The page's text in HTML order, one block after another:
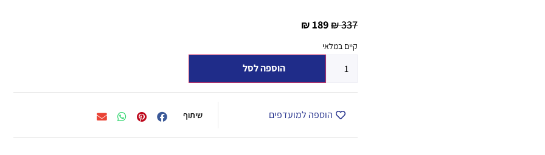
₪337
₪189
קיים במלאי
הוספה לסל
הוספה למועדפים שיתוף